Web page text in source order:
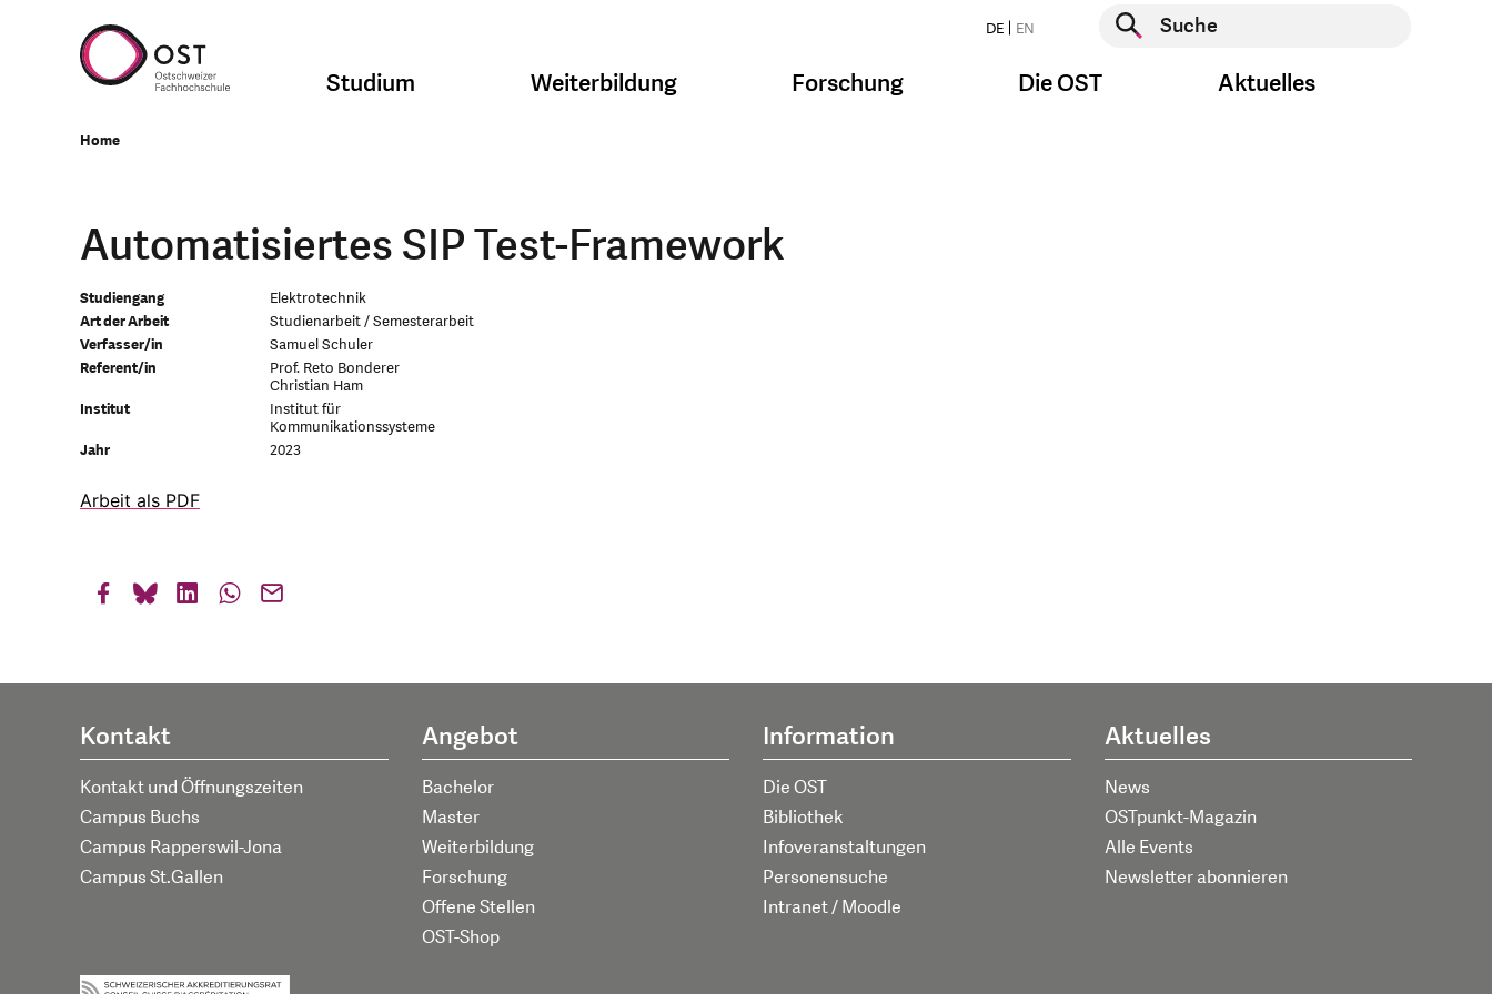
DE EN
Suche starten
Studium Weiterbildung Forschung Die OST Aktuelles
Home
Automatisiertes SIP Test-Framework
Studiengang
Elektrotechnik
Art der Arbeit
Studienarbeit / Semesterarbeit
Verfasser/in
Samuel Schuler
Referent/in
Prof. Reto Bonderer
Christian Ham
Institut
Institut für
Kommunikationssysteme
Jahr
2023
Arbeit als PDF
Kontakt
Kontakt und Öffnungszeiten
Campus Buchs
Campus Rapperswil-Jona
Campus St.Gallen
Angebot
Bachelor
Master
Weiterbildung
Forschung
Offene Stellen
OST-Shop
Information
Die OST
Bibliothek
Infoveranstaltungen
Personensuche
Intranet / Moodle
Aktuelles
News
OSTpunkt-Magazin
Alle Events
Newsletter abonnieren